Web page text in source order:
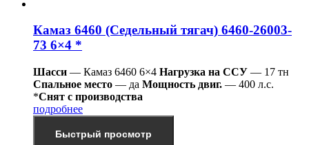
Камаз 6460 (Седельный тягач) 6460-26003-
73 6×4 *
Шасси — Камаз 6460 6×4 Нагрузка на ССУ — 17 тн
Спальное место — да Мощность двиг. — 400 л.с.
*Снят с производства
подробнее
Быстрый просмотр